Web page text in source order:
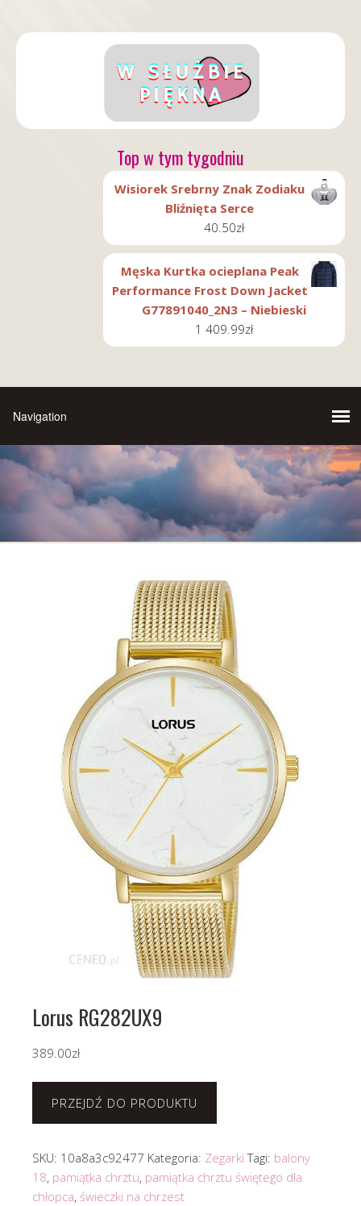
Top w tym tygodniu
Wisiorek Srebrny Znak Zodiaku
Bliźnięta Serce
40.50zł
Męska Kurtka ocieplana Peak
Performance Frost Down Jacket
G77891040_2N3 – Niebieski
1 409.99zł
Lorus RG282UX9
389.00zł
PRZEJDŹ DO PRODUKTU
SKU: 10a8a3c92477 Kategoria: Zegarki Tagi: balony
18, pamiątka chrztu, pamiątka chrztu świętego dla
chłopca, świeczki na chrzest